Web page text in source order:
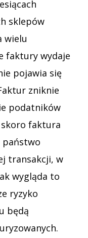
sklepów
wielu
faktury wydaje
pojawia się
zniknie
podatników
skoro faktura
państwo
transakcji, w
wygląda to
ryzyko
będą